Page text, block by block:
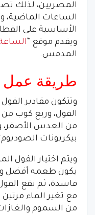
المصريين، لذلك
الساعات الماضية،
الأساسية على
ويقدم موقع “
المدمس.
طريقة عمل
وتتكون مقادير
الفول، وربع كوب
من العدس الأصفر،
بيكربونات
ويتم اختيار الفول
يكون طعمه أفضل
مع تغير الماء
من السموم